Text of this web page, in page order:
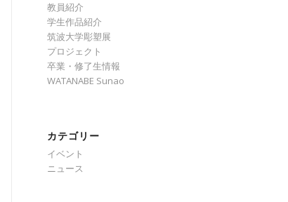
教員紹介
学生作品紹介
筑波大学彫塑展
プロジェクト
卒業・修了生情報
WATANABE Sunao
カテゴリー
イベント
ニュース